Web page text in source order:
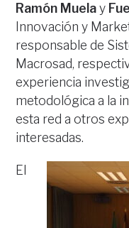
Ramón Muelay
Innovación y
responsable de
Macrosad,
experiencia
metodológica a la
esta red a otros
interesadas.
El